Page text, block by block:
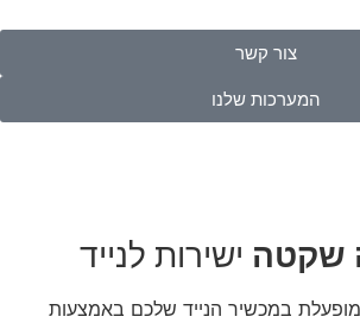
צור קשר
המערכות שלנו
שקטה ישירות לנייד
במכשיר הנייד שלכם באמצעות